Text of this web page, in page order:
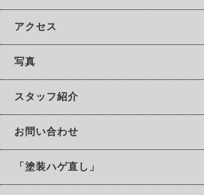
アクセス
写真
スタッフ紹介
お問い合わせ
「塗装ハゲ直し」